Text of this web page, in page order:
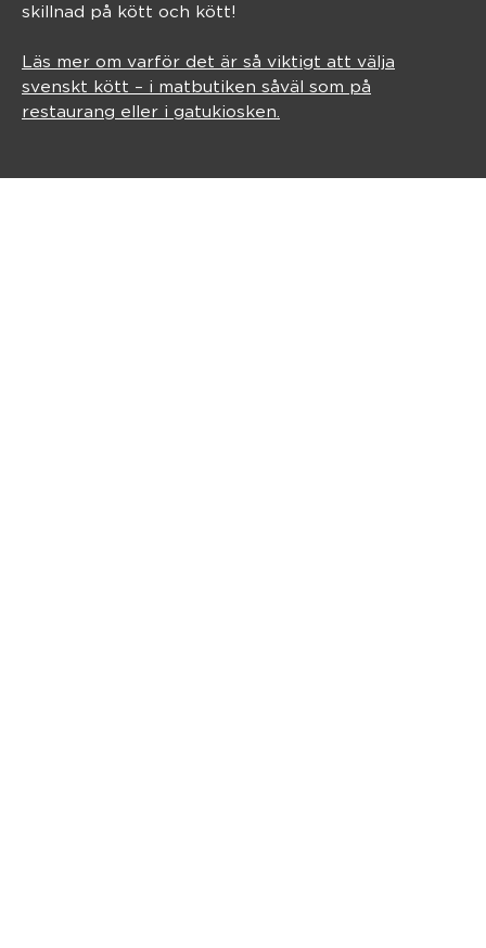
skillnad på kött och kött!
Läs mer om varför det är så viktigt att välja
svenskt kött – i matbutiken såväl som på
restaurang eller i gatukiosken.